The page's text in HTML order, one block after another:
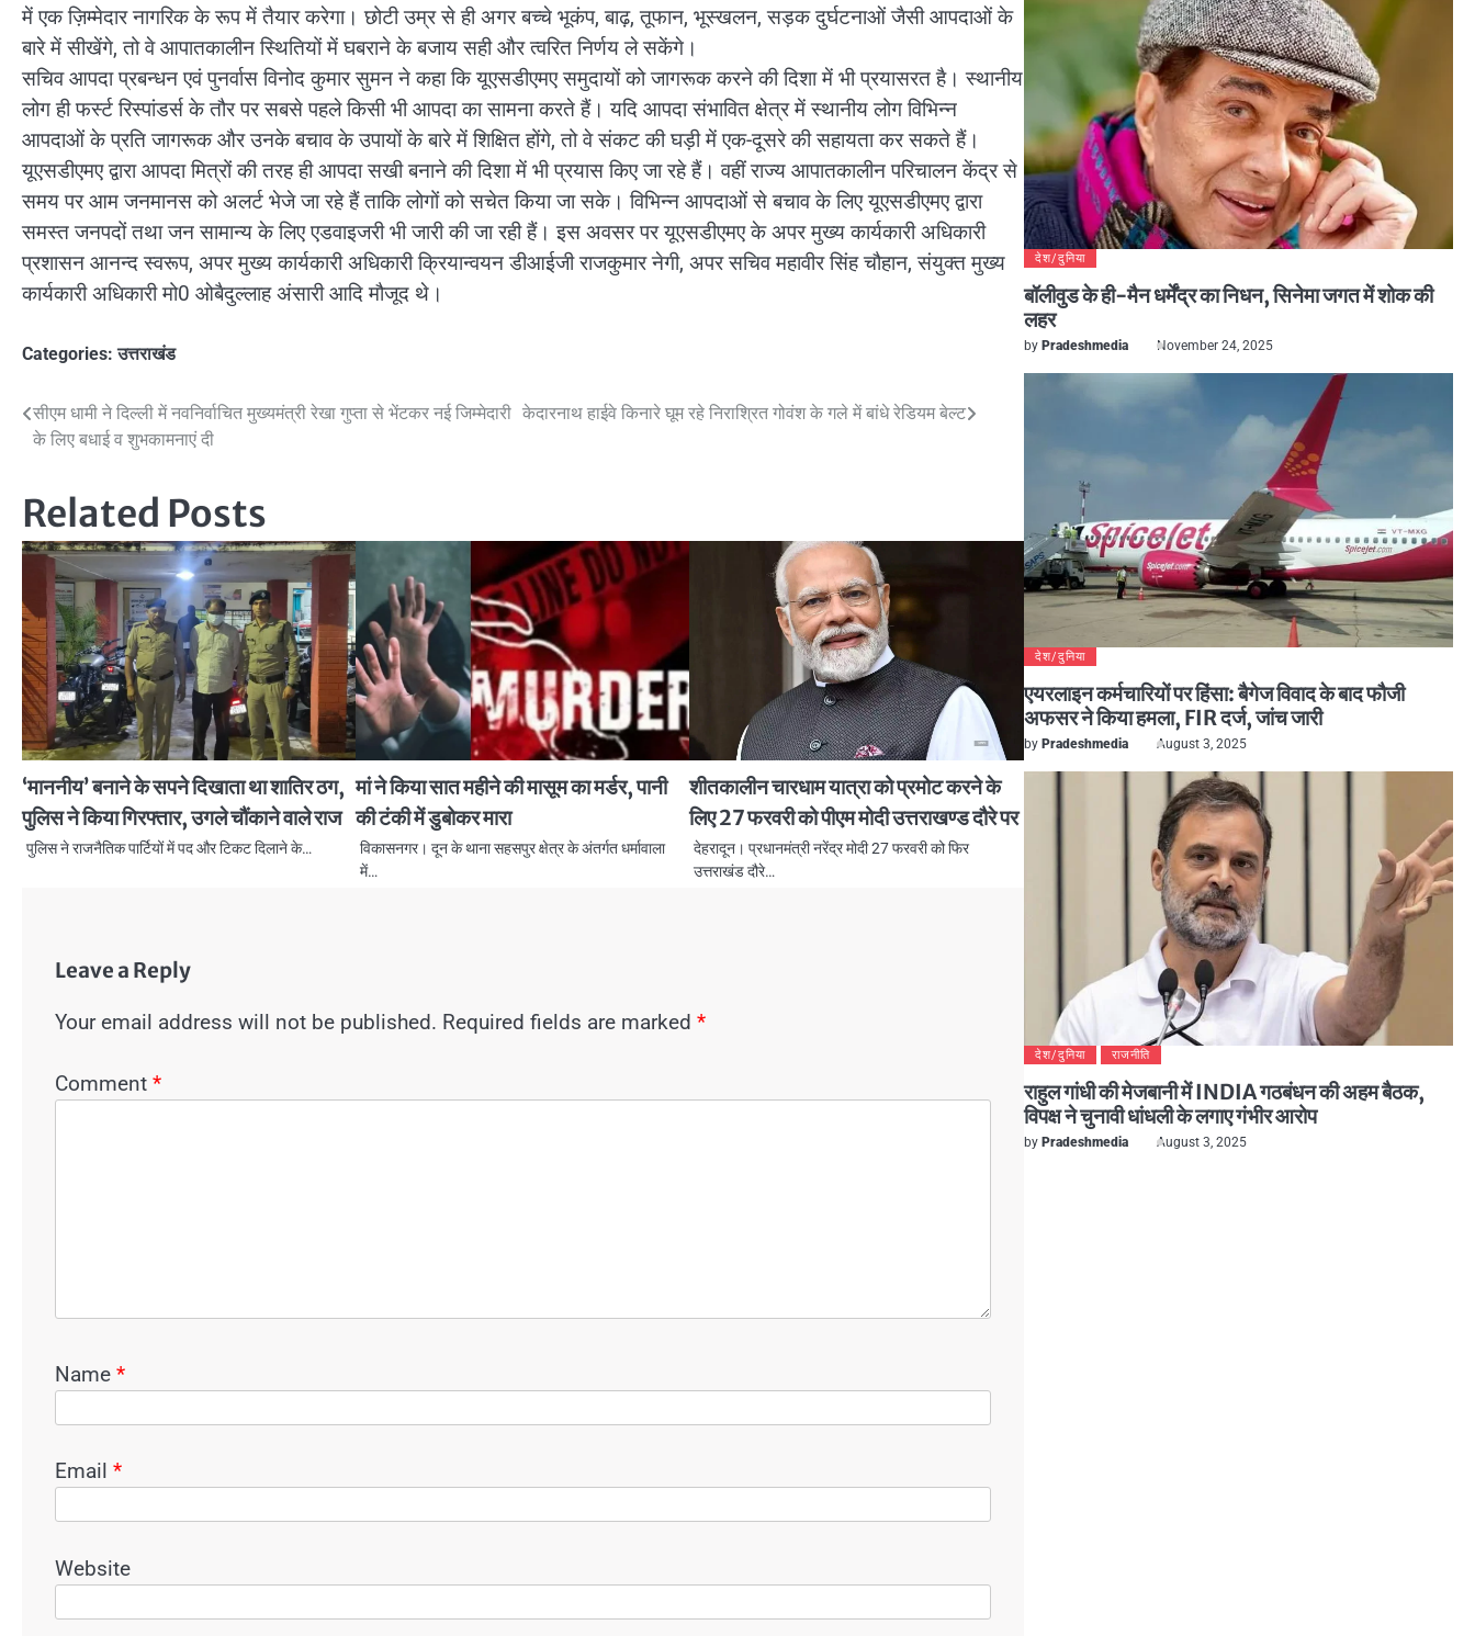
में एक ज़िम्मेदार नागरिक के रूप में तैयार करेगा। छोटी उम्र से ही अगर बच्चे भूकंप, बाढ़, तूफान, भूस्खलन, सड़क दुर्घटनाओं जैसी आपदाओं के
बारे में सीखेंगे, तो वे आपातकालीन स्थितियों में घबराने के बजाय सही और त्वरित निर्णय ले सकेंगे।
सचिव आपदा प्रबन्धन एवं पुनर्वास विनोद कुमार सुमन ने कहा कि यूएसडीएमए समुदायों को जागरूक करने की दिशा में भी प्रयासरत है। स्थानीय
लोग ही फर्स्ट रिस्पांडर्स के तौर पर सबसे पहले किसी भी आपदा का सामना करते हैं। यदि आपदा संभावित क्षेत्र में स्थानीय लोग विभिन्न
आपदाओं के प्रति जागरूक और उनके बचाव के उपायों के बारे में शिक्षित होंगे, तो वे संकट की घड़ी में एक-दूसरे की सहायता कर सकते हैं।
यूएसडीएमए द्वारा आपदा मित्रों की तरह ही आपदा सखी बनाने की दिशा में भी प्रयास किए जा रहे हैं। वहीं राज्य आपातकालीन परिचालन केंद्र से
समय पर आम जनमानस को अलर्ट भेजे जा रहे हैं ताकि लोगों को सचेत किया जा सके। विभिन्न आपदाओं से बचाव के लिए यूएसडीएमए द्वारा
समस्त जनपदों तथा जन सामान्य के लिए एडवाइजरी भी जारी की जा रही हैं। इस अवसर पर यूएसडीएमए के अपर मुख्य कार्यकारी अधिकारी
प्रशासन आनन्द स्वरूप, अपर मुख्य कार्यकारी अधिकारी क्रियान्वयन डीआईजी राजकुमार नेगी, अपर सचिव महावीर सिंह चौहान, संयुक्त मुख्य
कार्यकारी अधिकारी मो0 ओबैदुल्लाह अंसारी आदि मौजूद थे।
Categories:उत्तराखंड
Post
navigation
सीएम धामी ने दिल्ली में नवनिर्वाचित मुख्यमंत्री रेखा गुप्ता से भेंटकर नई जिम्मेदारी
के लिए बधाई व शुभकामनाएं दी
केदारनाथ हाईवे किनारे घूम रहे निराश्रित गोवंश के गले में बांधे रेडियम बेल्ट
Related Posts
‘माननीय’ बनाने के सपने दिखाता था शातिर ठग,
पुलिस ने किया गिरफ्तार, उगले चौंकाने वाले राज
पुलिस ने राजनैतिक पार्टियों में पद और टिकट दिलाने के…
मां ने किया सात महीने की मासूम का मर्डर, पानी
की टंकी में डुबोकर मारा
विकासनगर। दून के थाना सहसपुर क्षेत्र के अंतर्गत धर्मावाला
में…
शीतकालीन चारधाम यात्रा को प्रमोट करने के
लिए 27 फरवरी को पीएम मोदी उत्तराखण्ड दौरे पर
देहरादून। प्रधानमंत्री नरेंद्र मोदी 27 फरवरी को फिर
उत्तराखंड दौरे…
Leave a Reply
Your email address will not be published. Required fields are marked *
Comment *
Name *
Email *
Website
देश/दुनिया
बॉलीवुड के ही-मैन धर्मेंद्र का निधन, सिनेमा जगत में शोक की
लहर
by Pradeshmedia November 24, 2025
देश/दुनिया
एयरलाइन कर्मचारियों पर हिंसा: बैगेज विवाद के बाद फौजी
अफसर ने किया हमला, FIR दर्ज, जांच जारी
by Pradeshmedia August 3, 2025
देश/दुनिया राजनीति
राहुल गांधी की मेजबानी में INDIA गठबंधन की अहम बैठक,
विपक्ष ने चुनावी धांधली के लगाए गंभीर आरोप
by Pradeshmedia August 3, 2025